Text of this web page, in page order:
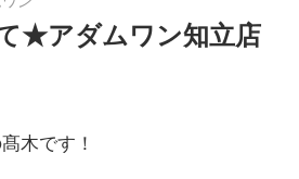
★アダムワン知立店
木です！